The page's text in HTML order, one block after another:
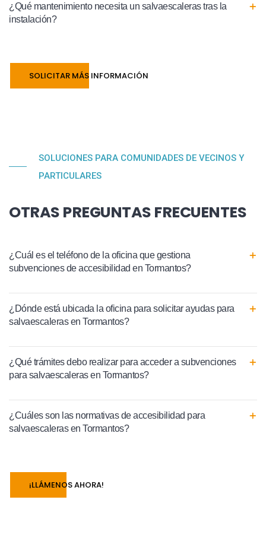
¿Qué mantenimiento necesita un salvaescaleras tras la
instalación?
SOLICITAR MÁS INFORMACIÓN
SOLUCIONES PARA COMUNIDADES DE VECINOS Y
PARTICULARES
OTRAS PREGUNTAS FRECUENTES
¿Cuál es el teléfono de la oficina que gestiona
subvenciones de accesibilidad en Tormantos?
¿Dónde está ubicada la oficina para solicitar ayudas para
salvaescaleras en Tormantos?
¿Qué trámites debo realizar para acceder a subvenciones
para salvaescaleras en Tormantos?
¿Cuáles son las normativas de accesibilidad para
salvaescaleras en Tormantos?
¡LLÁMENOS AHORA!